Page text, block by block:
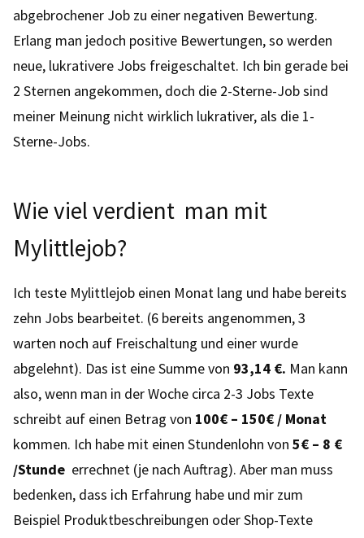
abgebrochener Job zu einer negativen Bewertung.
Erlang man jedoch positive Bewertungen, so werden
neue, lukrativere Jobs freigeschaltet. Ich bin gerade bei
2 Sternen angekommen, doch die 2-Sterne-Job sind
meiner Meinung nicht wirklich lukrativer, als die 1-
Sterne-Jobs.
Wie viel verdient man mit
Mylittlejob?
Ich teste Mylittlejob einen Monat lang und habe bereits
zehn Jobs bearbeitet. (6 bereits angenommen, 3
warten noch auf Freischaltung und einer wurde
abgelehnt). Das ist eine Summe von 93,14 €. Man kann
also, wenn man in der Woche circa 2-3 Jobs Texte
schreibt auf einen Betrag von 100€ – 150€ / Monat
kommen. Ich habe mit einen Stundenlohn von 5€ – 8 €
/Stunde errechnet (je nach Auftrag). Aber man muss
bedenken, dass ich Erfahrung habe und mir zum
Beispiel Produktbeschreibungen oder Shop-Texte